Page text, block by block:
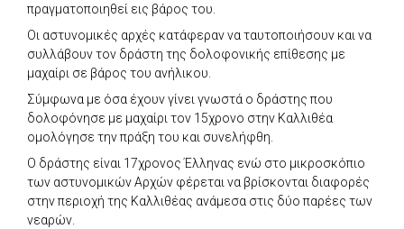
πραγματοποιηθεί εις βάρος του.
Οι αστυνομικές αρχές κατάφεραν να ταυτοποιήσουν και να
συλλάβουν τον δράστη της δολοφονικής επίθεσης με
μαχαίρι σε βάρος του ανήλικου.
Σύμφωνα με όσα έχουν γίνει γνωστά ο δράστης που
δολοφόνησε με μαχαίρι τον 15χρονο στην Καλλιθέα
ομολόγησε την πράξη του και συνελήφθη.
Ο δράστης είναι 17χρονος Έλληνας ενώ στο μικροσκόπιο
των αστυνομικών Αρχών φέρεται να βρίσκονται διαφορές
στην περιοχή της Καλλιθέας ανάμεσα στις δύο παρέες των
νεαρών.